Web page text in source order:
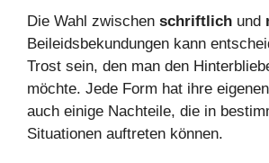
Die Wahl zwischen schriftlich und
Beileidsbekundungen kann
Trost sein, den man den
möchte. Jede Form hat ihre
auch einige Nachteile, die in
Situationen auftreten können.